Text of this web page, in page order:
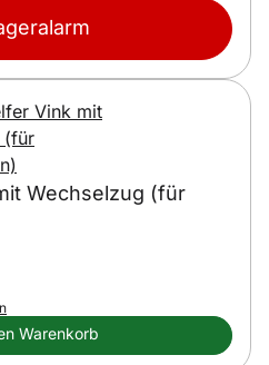
Wechselzug (für
Warenkorb